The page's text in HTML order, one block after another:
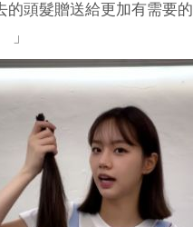
的頭髮贈送給更加有需要
」